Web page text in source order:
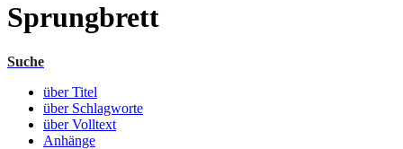
Sprungbrett
Suche
über Titel
über Schlagworte
über Volltext
Anhänge